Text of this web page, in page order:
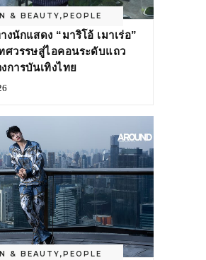
& BEAUTY, PEOPLE
งนักแสดง “มาริโอ้ เมาเร่อ”
ศวรรษสู่ไอคอนระดับแถว
การบันเทิงไทย
& BEAUTY, PEOPLE